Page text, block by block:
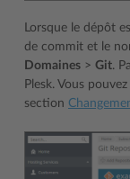
Lorsque le dépôt
de commit et le
Domaines > Git.
Plesk. Vous
section